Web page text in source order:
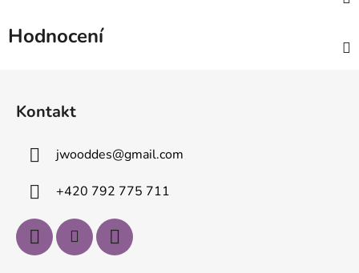
Hodnocení
Kontakt
jwooddes@gmail.com
+420 792 775 711